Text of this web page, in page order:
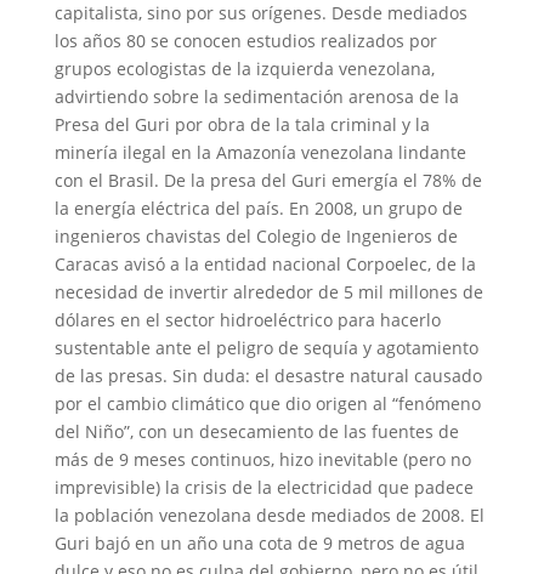
capitalista, sino por sus orígenes. Desde mediados
los años 80 se conocen estudios realizados por
grupos ecologistas de la izquierda venezolana,
advirtiendo sobre la sedimentación arenosa de la
Presa del Guri por obra de la tala criminal y la
minería ilegal en la Amazonía venezolana lindante
con el Brasil. De la presa del Guri emergía el 78% de
la energía eléctrica del país. En 2008, un grupo de
ingenieros chavistas del Colegio de Ingenieros de
Caracas avisó a la entidad nacional Corpoelec, de la
necesidad de invertir alrededor de 5 mil millones de
dólares en el sector hidroeléctrico para hacerlo
sustentable ante el peligro de sequía y agotamiento
de las presas. Sin duda: el desastre natural causado
por el cambio climático que dio origen al “fenómeno
del Niño”, con un desecamiento de las fuentes de
más de 9 meses continuos, hizo inevitable (pero no
imprevisible) la crisis de la electricidad que padece
la población venezolana desde mediados de 2008. El
Guri bajó en un año una cota de 9 metros de agua